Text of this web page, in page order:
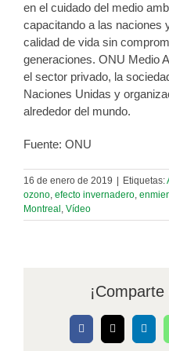
en el cuidado del medio
capacitando a las naciones
calidad de vida sin
generaciones. ONU Medio
el sector privado, la
Naciones Unidas y
alrededor del mundo.
Fuente: ONU
16 de enero de 2019 Etiquetas:
ozono, efecto invernadero,
Montreal , Vídeo
Facebook
X